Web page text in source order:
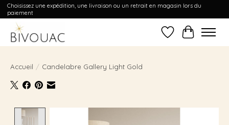
Choisissez une expédition, une livraison ou un retrait en magasin lors du
paiement
Liste dePanier
Accueil / Candelabre Gallery Light Gold